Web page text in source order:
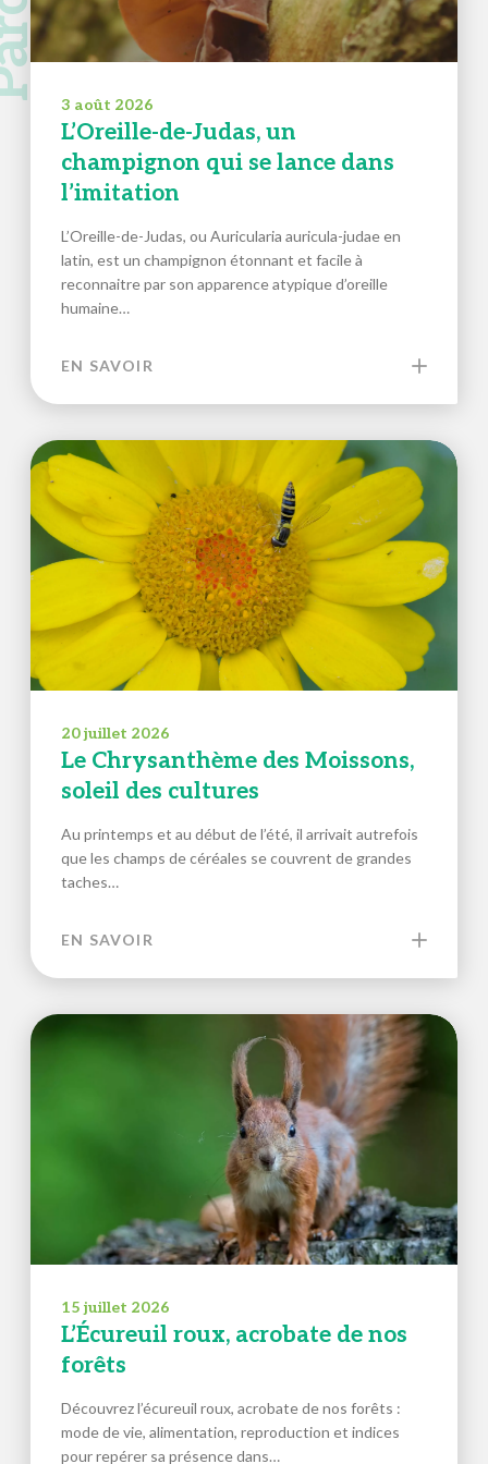
3 août 2026
L’Oreille-de-Judas, un
champignon qui se lance dans
l’imitation
L’Oreille-de-Judas, ou Auricularia auricula-judae en
latin, est un champignon étonnant et facile à
reconnaitre par son apparence atypique d’oreille
humaine…
EN SAVOIR
20 juillet 2026
Le Chrysanthème des Moissons,
soleil des cultures
Au printemps et au début de l’été, il arrivait autrefois
que les champs de céréales se couvrent de grandes
taches…
EN SAVOIR
15 juillet 2026
L’Écureuil roux, acrobate de nos
forêts
Découvrez l’écureuil roux, acrobate de nos forêts :
mode de vie, alimentation, reproduction et indices
pour repérer sa présence dans…